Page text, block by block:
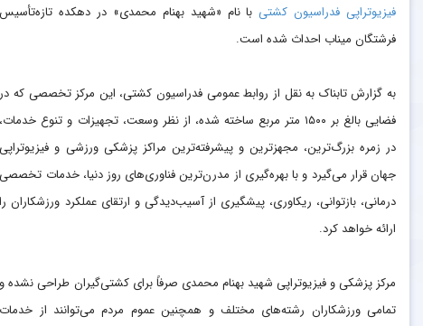
فیزیوتراپی فدراسیون کشتی با نام «شهید بهنام محمدی» در دهکده تازه‌تأسیس
فرشتگان میناب احداث شده است.
به گزارش تابناک به نقل از روابط عمومی فدراسیون کشتی، این مرکز تخصصی که در
فضایی بالغ بر ۱۵۰۰ متر مربع ساخته شده، از نظر وسعت، تجهیزات و تنوع خدمات،
در زمره بزرگ‌ترین، مجهزترین و پیشرفته‌ترین مراکز پزشکی ورزشی و فیزیوتراپی
جهان قرار می‌گیرد و با بهره‌گیری از مدرن‌ترین فناوری‌های روز دنیا، خدمات تخصصی
درمانی، بازتوانی، ریکاوری، پیشگیری از آسیب‌دیدگی و ارتقای عملکرد ورزشکاران را
ارائه خواهد کرد.
مرکز پزشکی و فیزیوتراپی شهید بهنام محمدی صرفاً برای کشتی‌گیران طراحی نشده و
تمامی ورزشکاران رشته‌های مختلف و همچنین عموم مردم می‌توانند از خدمات